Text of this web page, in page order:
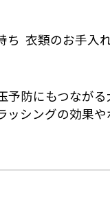
ち 衣類のお手入
防にもつなが
シングの効果